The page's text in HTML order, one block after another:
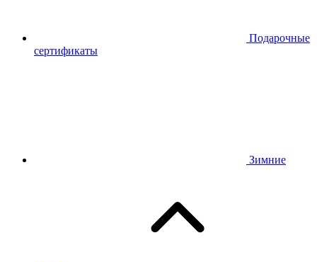
Подарочные
сертификаты
Зимние